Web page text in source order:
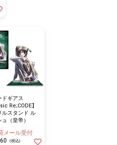
ドギアス
Re;CODE】
ルスタンド ル
（皇帝）
メール受付
(税込)